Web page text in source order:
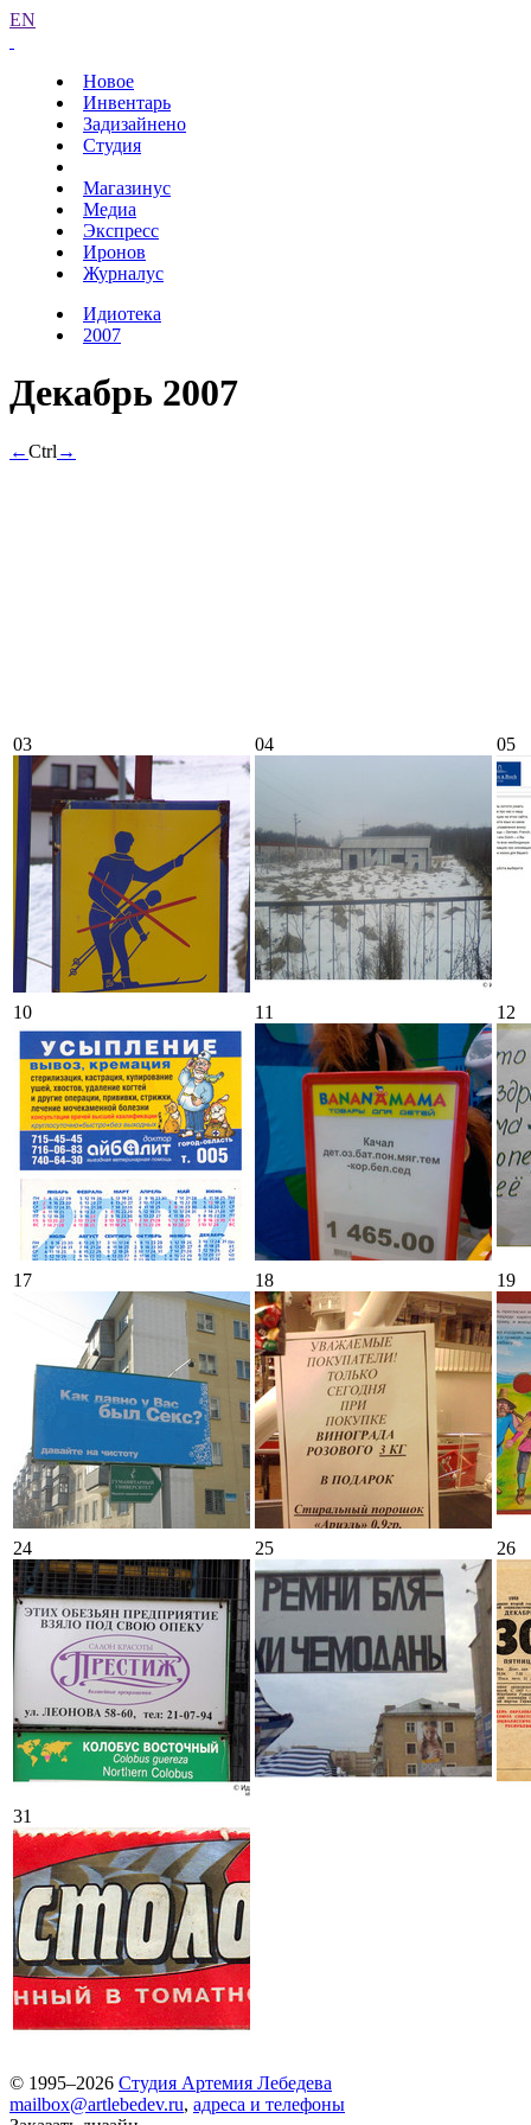
EN
Новое
Инвентарь
Задизайнено
Студия
Магазинус
Медиа
Экспресс
Иронов
Журналус
Идиотека
2007
Декабрь 2007
←Ctrl →
03 04 05
10 11 12
17 18 19
24 25 26
31
© 1995–2026 Студия Артемия Лебедева
mailbox@artlebedev.ru, адреса и телефоны